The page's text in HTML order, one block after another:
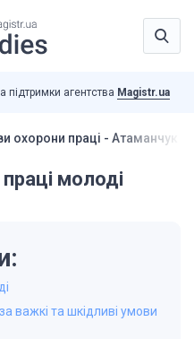
підтримки агентства Magistr.ua
охорони праці - Атаманчук
молоді
важкі та шкідливі умови